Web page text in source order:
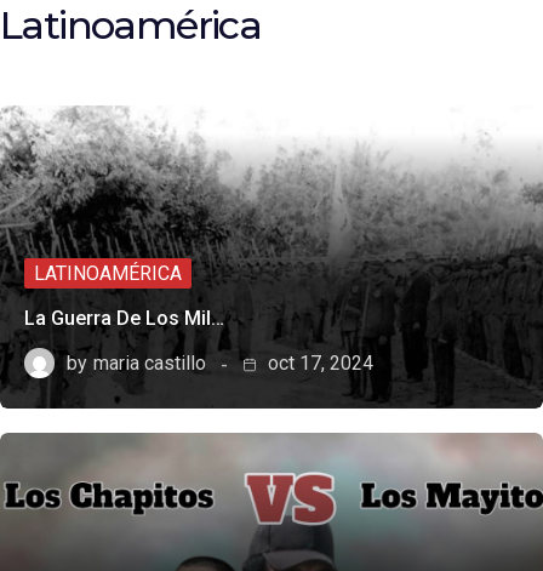
Latinoamérica
LATINOAMÉRICA
La Guerra De Los Mil…
by maria castillo oct 17, 2024